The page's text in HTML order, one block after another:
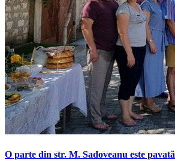
O parte din str. M. Sadoveanu este pavată